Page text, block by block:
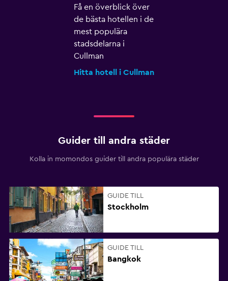
Få en överblick över
de bästa hotellen i de
mest populära
stadsdelarna i
Cullman
Hitta hotell i Cullman
Guider till andra städer
Kolla in momondos guider till andra populära städer
GUIDE TILL
Stockholm
GUIDE TILL
Bangkok